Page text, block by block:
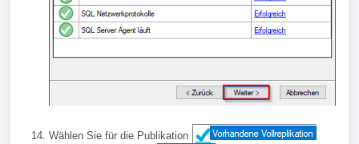
Wählen Sie für die Publikation